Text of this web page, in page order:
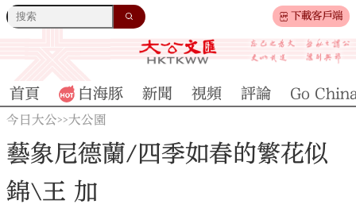
下載客戶端
首頁 白海豚 新聞 視頻 評論 Go
今日大公>>大公園
藝象尼德蘭/四季如春的繁花似
錦\王 加